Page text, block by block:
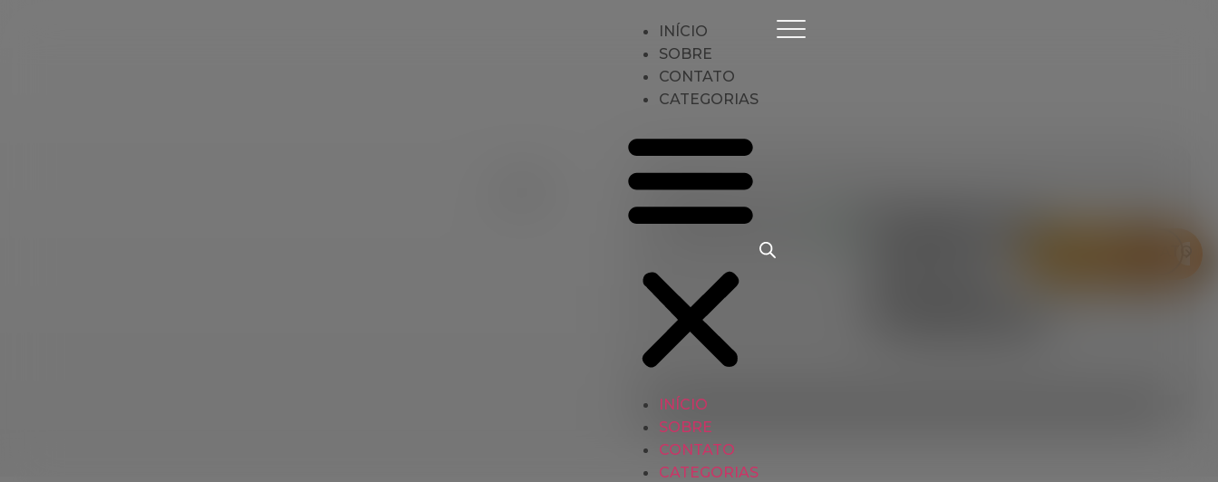
INÍCIO
SOBRE
CONTATO
CATEGORIAS
INÍCIO
SOBRE
CONTATO
CATEGORIAS
Início
Blocos e Cadernetas
Caderno